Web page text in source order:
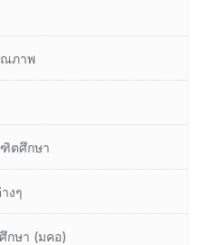
ณภาพ
ตศึกษา
งๆ
กษา (มคอ)